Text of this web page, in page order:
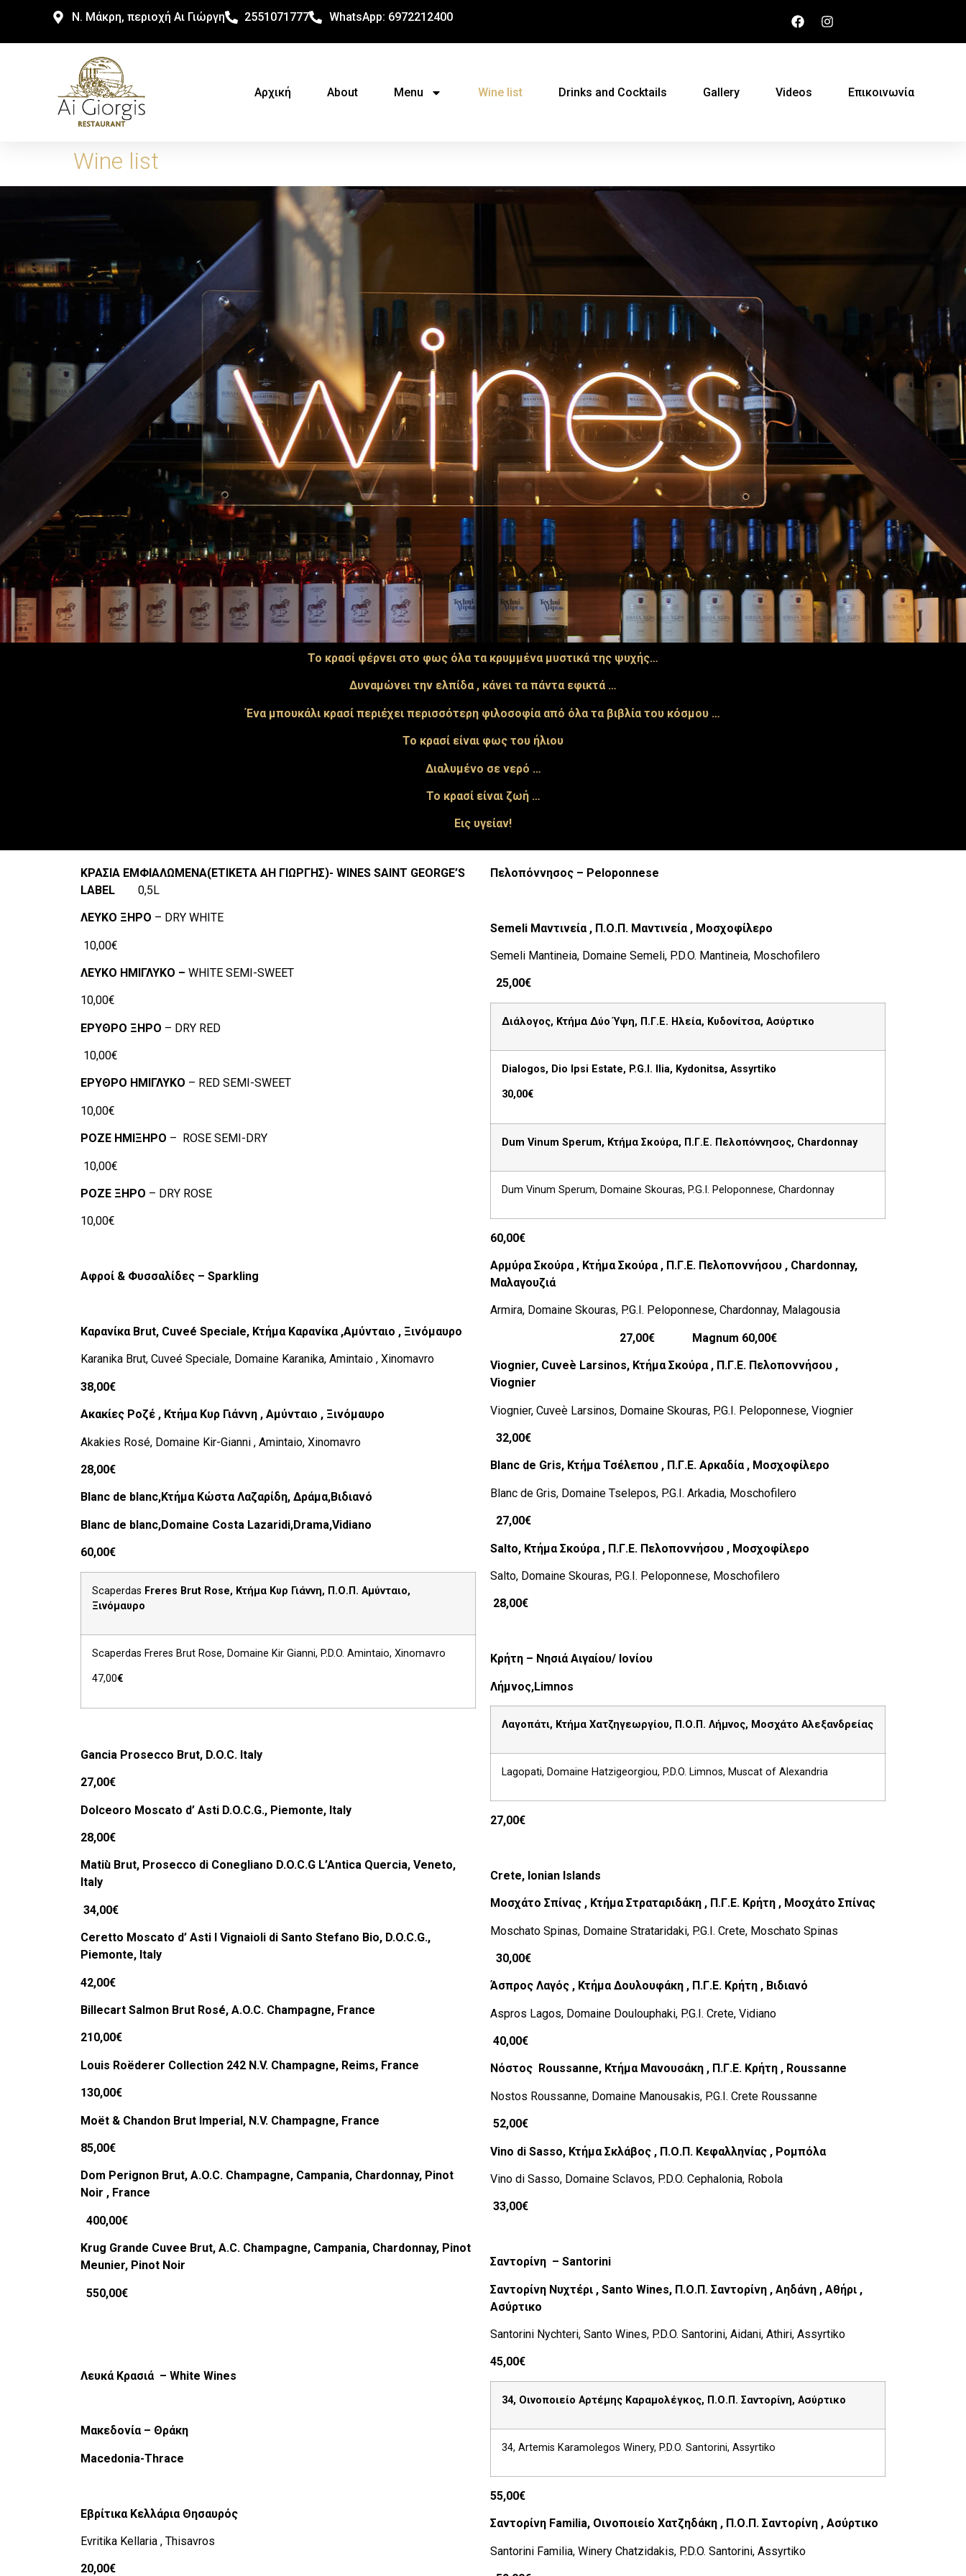
N. Μάκρη, περιοχή Αι Γιώργη 2551071777 WhatsApp: 6972212400
Αρχική About Menu Wine list Drinks and Cocktails Gallery Videos Επικοινωνία
Wine list
Το κρασί φέρνει στο φως όλα τα κρυμμένα μυστικά της ψυχής…
Δυναμώνει την ελπίδα , κάνει τα πάντα εφικτά …
Ένα μπουκάλι κρασί περιέχει περισσότερη φιλοσοφία από όλα τα βιβλία του κόσμου …
Το κρασί είναι φως του ήλιου
Διαλυμένο σε νερό …
Το κρασί είναι ζωή …
Εις υγείαν!
ΚΡΑΣΙΑ ΕMΦΙΑΛΩΜΕΝΑ(ΕΤΙΚΕΤΑ ΑΗ ΓΙΩΡΓΗΣ)- WINES SAINT GEORGE’S
LABEL 0,5L
ΛΕΥΚΟ ΞΗΡΟ – DRY WHITE
10,00€
ΛΕΥΚΟ ΗΜΙΓΛΥΚΟ – WHITE SEMI-SWEET
10,00€
ΕΡΥΘΡΟ ΞΗΡΟ – DRY RED
10,00€
ΕΡΥΘΡΟ ΗΜΙΓΛΥΚΟ – RED SEMI-SWEET
10,00€
ΡΟΖΕ ΗΜΙΞΗΡΟ – ROSE SEMI-DRY
10,00€
ΡΟΖΕ ΞΗΡΟ – DRY ROSE
10,00€
Αφροί & Φυσσαλίδες – Sparkling
Καρανίκα Brut, Cuveé Speciale, Κτήμα Καρανίκα ,Αμύνταιο , Ξινόμαυρο
Karanika Brut, Cuveé Speciale, Domaine Karanika, Amintaio , Xinomavro
38,00€
Ακακίες Ροζέ , Κτήμα Κυρ Γιάννη , Αμύνταιο , Ξινόμαυρο
Akakies Rosé, Domaine Kir-Gianni , Amintaio, Xinomavro
28,00€
Blanc de blanc,Κτήμα Κώστα Λαζαρίδη, Δράμα,Βιδιανό
Blanc de blanc,Domaine Costa Lazaridi,Drama,Vidiano
60,00€
Scaperdas Freres Brut Rose, Κτήμα Κυρ Γιάννη, Π.Ο.Π. Αμύνταιο,
Ξινόμαυρο
Scaperdas Freres Brut Rose, Domaine Kir Gianni, P.D.O. Amintaio, Xinomavro
47,00€
Gancia Prosecco Brut, D.O.C. Italy
27,00€
Dolceoro Moscato d’ Asti D.O.C.G., Piemonte, Italy
28,00€
Matiù Brut, Prosecco di Conegliano D.O.C.G L’Antica Quercia, Veneto,
Italy
34,00€
Ceretto Moscato d’ Asti I Vignaioli di Santo Stefano Bio, D.O.C.G.,
Piemonte, Italy
42,00€
Billecart Salmon Brut Rosé, A.O.C. Champagne, France
210,00€
Louis Roëderer Collection 242 N.V. Champagne, Reims, France
130,00€
Moët & Chandon Brut Imperial, N.V. Champagne, France
85,00€
Dom Perignon Brut, A.O.C. Champagne, Campania, Chardonnay, Pinot
Noir , France
400,00€
Krug Grande Cuvee Brut, A.C. Champagne, Campania, Chardonnay, Pinot
Meunier, Pinot Noir
550,00€
Λευκά Κρασιά – White Wines
Μακεδονία– Θράκη
Macedonia-Thrace
Εβρίτικα Κελλάρια Θησαυρός
Evritika Kellaria , Thisavros
20,00€
Πελοπόννησος – Peloponnese
Semeli Μαντινεία , Π.Ο.Π. Μαντινεία , Μοσχοφίλερο
Semeli Mantineia, Domaine Semeli, P.D.O. Mantineia, Moschofilero
25,00€
Διάλογος, Κτήμα Δύο Ύψη, Π.Γ.Ε. Ηλεία, Κυδονίτσα, Ασύρτικο
Dialogos, Dio Ipsi Estate, P.G.I. Ilia, Kydonitsa, Assyrtiko
30,00€
Dum Vinum Sperum, Κτήμα Σκούρα, Π . Γ. Ε. Πελοπόννησος, Chardonnay
Dum Vinum Sperum, Domaine Skouras, P.G.I. Peloponnese, Chardonnay
60,00€
Αρμύρα Σκούρα, Κτήμα Σκούρα, Π.Γ.Ε. Πελοποννήσου , Chardonnay,
Μαλαγουζιά
Armira, Domaine Skouras, P.G.I. Peloponnese, Chardonnay, Malagousia
27,00€ Magnum 60,00€
Viognier, Cuveѐ Larsinos, Κτήμα Σκούρα, Π .Γ.Ε. Πελοποννήσου ,
Viognier
Viognier, Cuveѐ Larsinos, Domaine Skouras, P.G.I. Peloponnese, Viognier
32,00€
Blanc de Gris, Κτήμα Τσέλεπου , Π .Γ.Ε. Αρκαδία, Μοσχοφίλερο
Blanc de Gris, Domaine Tselepos, P.G.I. Arkadia, Moschofilero
27,00€
Salto, Κτήμα Σκούρα , Π.Γ.Ε. Πελοποννήσου , Μοσχοφίλερο
Salto, Domaine Skouras, P.G.I. Peloponnese, Moschofilero
28,00€
Κρήτη – Νησιά Αιγαίου/ Ιονίου
Λήμνος,Limnos
Λαγοπάτι, Κτήμα Χατζηγεωργίου, Π.Ο.Π. Λήμνος, Μοσχάτο Αλεξανδρείας
Lagopati, Domaine Hatzigeorgiou, P.D.O. Limnos, Muscat of Alexandria
27,00€
Crete, Ionian Islands
Μοσχάτο Σπίνας , Κτήμα Στραταριδάκη , Π.Γ.Ε. Κρήτη , Μοσχάτο Σπίνας
Moschato Spinas, Domaine Strataridaki, P.G.I. Crete, Moschato Spinas
30,00€
Άσπρος Λαγός , Κτήμα Δουλουφάκη , Π.Γ.Ε. Κρήτη , Βιδιανό
Aspros Lagos, Domaine Doulouphaki, P.G.I. Crete, Vidiano
40,00€
Νόστος Roussanne, Κτήμα Μανουσάκη , Π .Γ.Ε. Κρήτη , Roussanne
Nostos Roussanne, Domaine Manousakis, P.G.I. Crete Roussanne
52,00€
Vino di Sasso, Κτήμα Σκλάβος , Π.Ο.Π. Κεφαλληνίας , Ρομπόλα
Vino di Sasso, Domaine Sclavos, P.D.O. Cephalonia, Robola
33,00€
Σαντορίνη – Santorini
Σαντορίνη Νυχτέρι , Santo Wines, Π.Ο.Π. Σαντορίνη , Αηδάνη , Αθήρι ,
Ασύρτικο
Santorini Nychteri, Santo Wines, P.D.O. Santorini, Aidani, Athiri, Assyrtiko
45,00€
34, Οινοποιείο Αρτέμης Καραμολέγκος, Π.Ο.Π. Σαντορίνη, Ασύρτικο
34, Artemis Karamolegos Winery, P.D.O. Santorini, Assyrtiko
55,00€
Σαντορίνη Familia, Οινοποιείο Χατζηδάκη , Π.Ο.Π. Σαντορίνη , Ασύρτικο
Santorini Familia, Winery Chatzidakis, P.D.O. Santorini, Assyrtiko